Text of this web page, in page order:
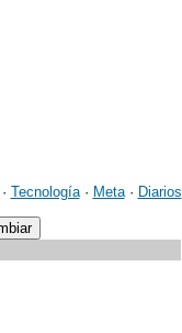
Tecnología· Meta· Diarios